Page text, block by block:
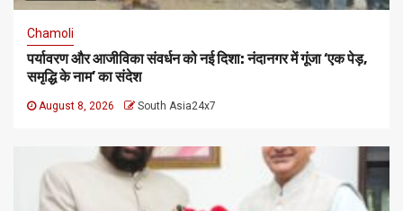
Chamoli
पर्यावरण और आजीविका संवर्धन को नई दिशा: नंदानगर में गूंजा ‘एक पेड़,
समृद्धि के नाम’ का संदेश
August 8, 2026 South Asia24x7